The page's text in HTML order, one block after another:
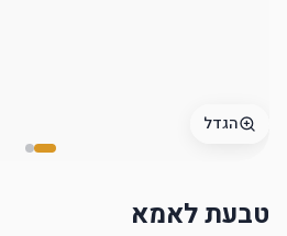
הגדל
טבעת לאמא